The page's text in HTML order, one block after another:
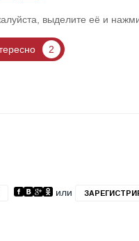
выделите её и
2
или